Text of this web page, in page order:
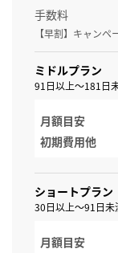
手数料
【早割】キャンペ
ミドルプラン
91日以上～181日
月額目安
初期費用他
ショートプラン
30日以上～91日未
月額目安